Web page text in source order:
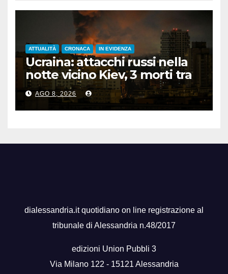
ATTUALITÀ CRONACA IN EVIDENZA
Ucraina: attacchi russi nella
notte vicino Kiev, 3 morti tra
cui 1 bambino
AGO 8, 2026
dialessandria.it quotidiano on line registrazione al
tribunale di Alessandria n.48/2017
edizioni Union Pubbli 3
Via Milano 122 - 15121 Alessandria